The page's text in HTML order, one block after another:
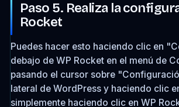
Paso 5. Realiza la
Rocket
Puedes hacer esto haciendo clic en
debajo de WP Rocket en el menú de
pasando el cursor sobre
lateral de WordPress y haciendo clic
simplemente haciendo clic en WP